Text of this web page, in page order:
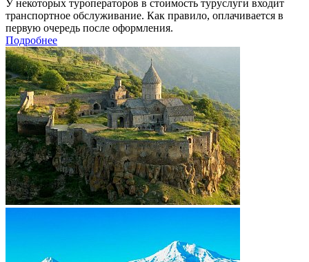
У некоторых туроператоров в стоимость туруслуги входит
транспортное обслуживание. Как правило, оплачивается в
первую очередь после оформления.
Подробнее